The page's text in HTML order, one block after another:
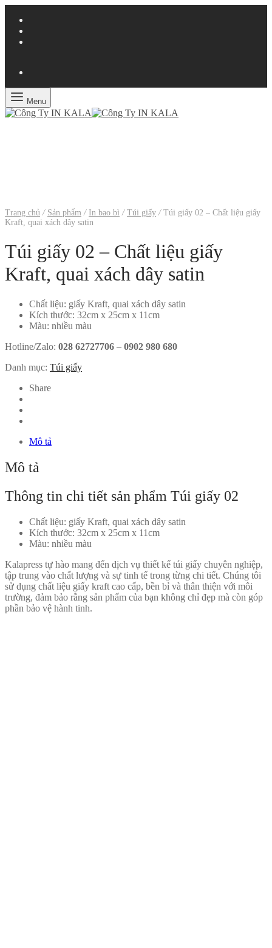
Menu
Trang chủ / Sản phẩm / In bao bì / Túi giấy /Túi giấy 02 – Chất liệu giấy
Kraft, quai xách dây satin
Túi giấy 02 – Chất liệu giấy
Kraft, quai xách dây satin
Chất liệu: giấy Kraft, quai xách dây satin
Kích thước: 32cm x 25cm x 11cm
Màu: nhiều màu
Hotline/Zalo: 028 62727706 – 0902 980 680
Danh mục: Túi giấy
Share
Mô tả
Mô tả
Thông tin chi tiết sản phẩm Túi giấy 02
Chất liệu: giấy Kraft, quai xách dây satin
Kích thước: 32cm x 25cm x 11cm
Màu: nhiều màu
Kalapress tự hào mang đến dịch vụ thiết kế túi giấy chuyên nghiệp,
tập trung vào chất lượng và sự tinh tế trong từng chi tiết. Chúng tôi
sử dụng chất liệu giấy kraft cao cấp, bền bỉ và thân thiện với môi
trường, đảm bảo rằng sản phẩm của bạn không chỉ đẹp mà còn góp
phần bảo vệ hành tinh.